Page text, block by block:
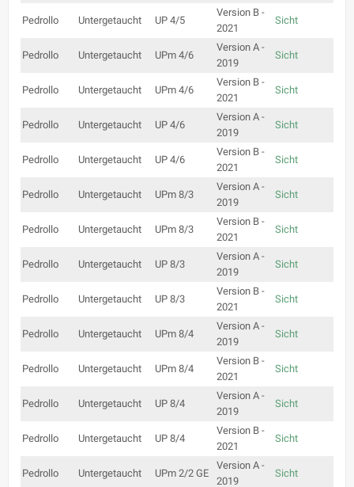
Pedrollo Untergetaucht UP 4/5
Version B -
2021
Sicht
Pedrollo Untergetaucht UPm 4/6
Version A -
2019
Sicht
Pedrollo Untergetaucht UPm 4/6
Version B -
2021
Sicht
Pedrollo Untergetaucht UP 4/6
Version A -
2019
Sicht
Pedrollo Untergetaucht UP 4/6
Version B -
2021
Sicht
Pedrollo Untergetaucht UPm 8/3
Version A -
2019
Sicht
Pedrollo Untergetaucht UPm 8/3
Version B -
2021
Sicht
Pedrollo Untergetaucht UP 8/3
Version A -
2019
Sicht
Pedrollo Untergetaucht UP 8/3
Version B -
2021
Sicht
Pedrollo Untergetaucht UPm 8/4
Version A -
2019
Sicht
Pedrollo Untergetaucht UPm 8/4
Version B -
2021
Sicht
Pedrollo Untergetaucht UP 8/4
Version A -
2019
Sicht
Pedrollo Untergetaucht UP 8/4
Version B -
2021
Sicht
Pedrollo Untergetaucht UPm 2/2 GE
Version A -
2019
Sicht